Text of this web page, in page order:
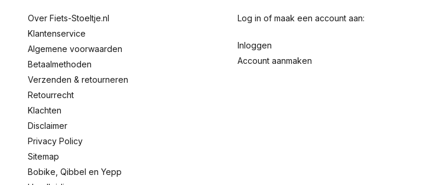
Over Fiets-Stoeltje.nl
Klantenservice
Algemene voorwaarden
Betaalmethoden
Verzenden & retourneren
Retourrecht
Klachten
Disclaimer
Privacy Policy
Sitemap
Bobike, Qibbel en Yepp
Log in of maak een account aan:
Inloggen
Account aanmaken